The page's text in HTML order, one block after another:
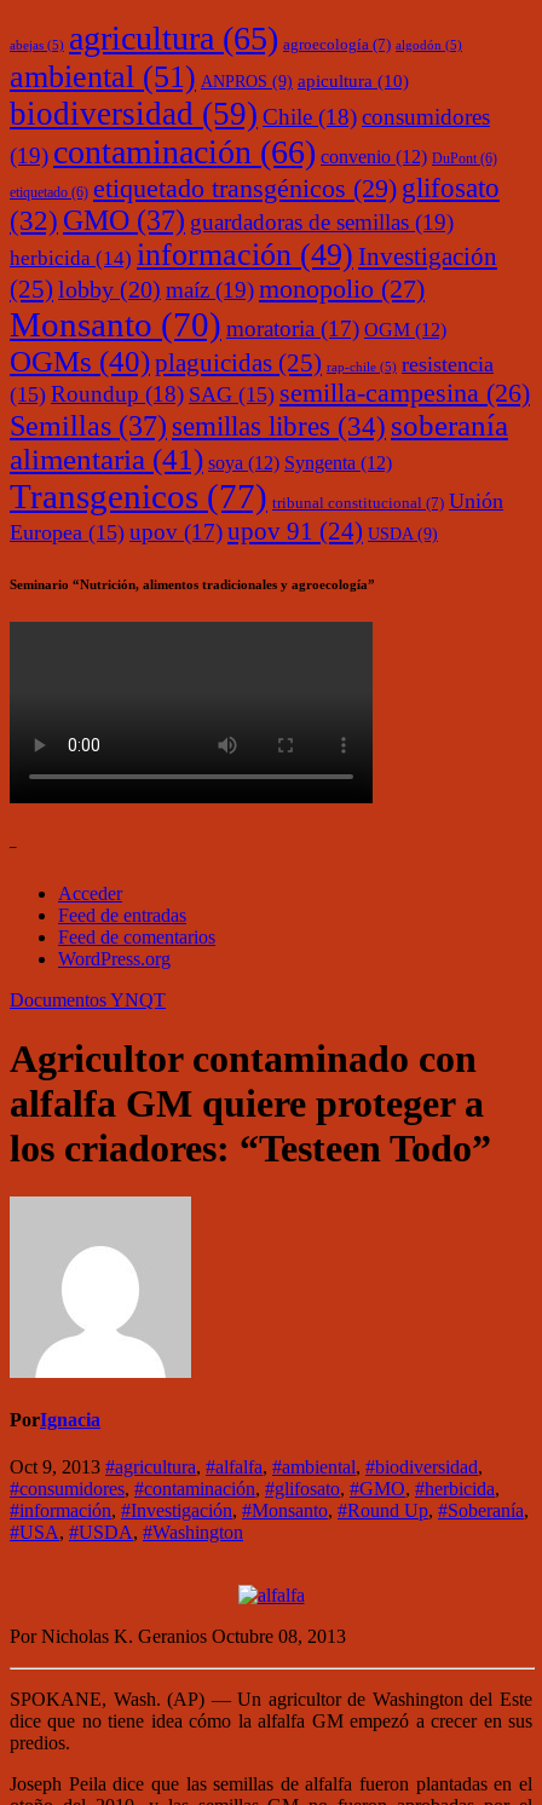
abejas (5) agricultura (65) agroecología (7) algodón (5)
ambiental (51) ANPROS (9) apicultura (10)
biodiversidad (59) Chile (18)consumidores
(19) contaminación (66) convenio (12) DuPont (6)
etiquetado (6) etiquetado transgénicos (29) glifosato
(32) GMO (37) guardadoras de semillas (19)
herbicida (14) información (49) Investigación
(25) lobby (20) maíz (19)monopolio (27)
Monsanto (70) moratoria (17) OGM (12)
OGMs (40)plaguicidas (25) rap-chile (5) resistencia
(15) Roundup (18) SAG (15) semilla-campesina (26)
Semillas (37) semillas libres (34) soberanía
alimentaria (41) soya (12) Syngenta (12)
Transgenicos (77) tribunal constitucional (7) Unión
Europea (15) upov (17)upov 91 (24) USDA (9)
Seminario “Nutrición, alimentos tradicionales y agroecología”
–
Acceder
Feed de entradas
Feed de comentarios
WordPress.org
DocumentosYNQT
Agricultor contaminado con
alfalfa GM quiere proteger a
los criadores: “Testeen Todo”
PorIgnacia
Oct 9, 2013 #agricultura, #alfalfa, #ambiental, #biodiversidad,
#consumidores, #contaminación, #glifosato, #GMO, #herbicida,
#información, #Investigación, #Monsanto, #Round Up, #Soberanía,
#USA, #USDA, #Washington
Por Nicholas K. Geranios Octubre 08, 2013
SPOKANE, Wash. (AP) — Un agricultor de Washington del Este
dice que no tiene idea cómo la alfalfa GM empezó a crecer en sus
predios.
Joseph Peila dice que las semillas de alfalfa fueron plantadas en el